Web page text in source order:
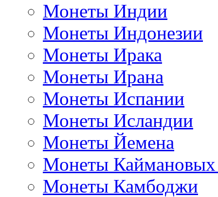
Монеты Индии
Монеты Индонезии
Монеты Ирака
Монеты Ирана
Монеты Испании
Монеты Исландии
Монеты Йемена
Монеты Каймановых
Монеты Камбоджи